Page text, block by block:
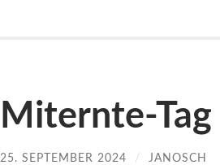
Miternte-
25. SEPTEMBER 2024 / JANOSCH